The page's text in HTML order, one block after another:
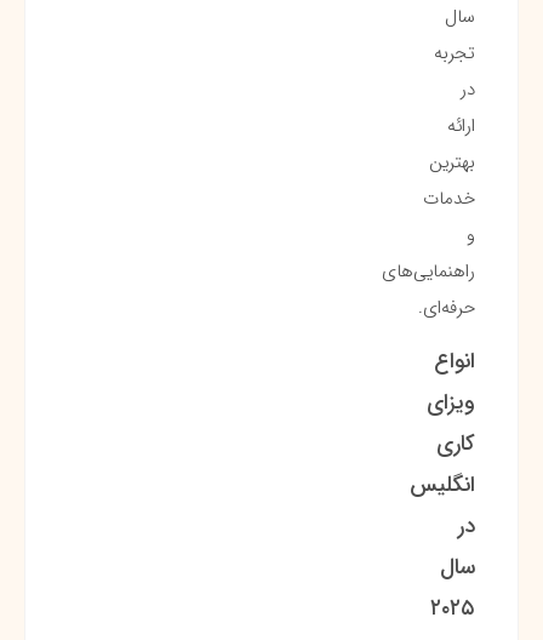
سال
تجربه
در
ارائه
بهترین
خدمات
و
راهنمایی‌های
حرفه‌ای.
انواع
ویزای
کاری
انگلیس
در
سال
۲۰۲۵